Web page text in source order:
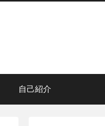
自己紹介